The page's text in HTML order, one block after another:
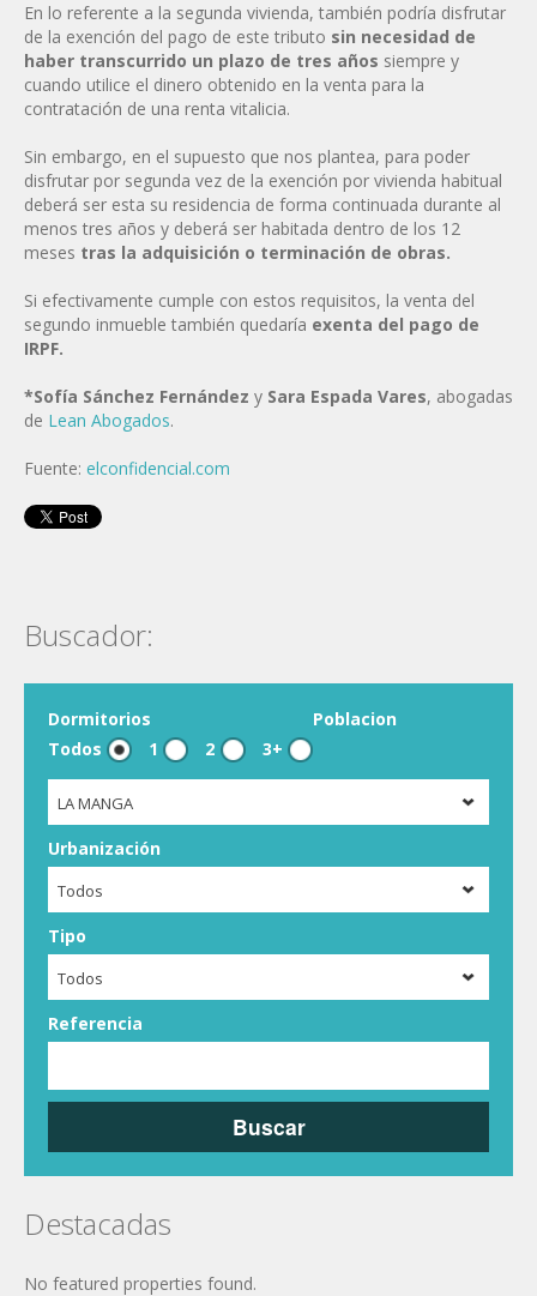
En lo referente a la segunda vivienda, también podría disfrutar
de la exención del pago de este tributo sin necesidad de
haber transcurrido un plazo de tres años siempre y
cuando utilice el dinero obtenido en la venta para la
contratación de una renta vitalicia.
Sin embargo, en el supuesto que nos plantea, para poder
disfrutar por segunda vez de la exención por vivienda habitual
deberá ser esta su residencia de forma continuada durante al
menos tres años y deberá ser habitada dentro de los 12
meses tras la adquisición o terminación de obras.
Si efectivamente cumple con estos requisitos, la venta del
segundo inmueble también quedaría exenta del pago de
IRPF.
*Sofía Sánchez Fernández y Sara Espada Vares, abogadas
de Lean Abogados.
Fuente: elconfidencial.com
Buscador:
Dormitorios
Todos
1 2 3+
Poblacion
LA MANGA
Urbanización
Todos
Tipo
Todos
Referencia
Buscar
Destacadas
No featured properties found.